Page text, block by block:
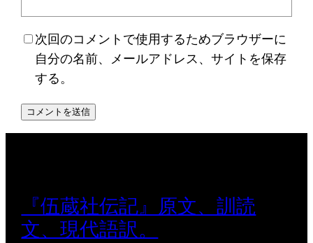
次回のコメントで使用するためブラウザーに
自分の名前、メールアドレス、サイトを保存
する。
『伍蔵社伝記』原文、訓読
文、現代語訳。